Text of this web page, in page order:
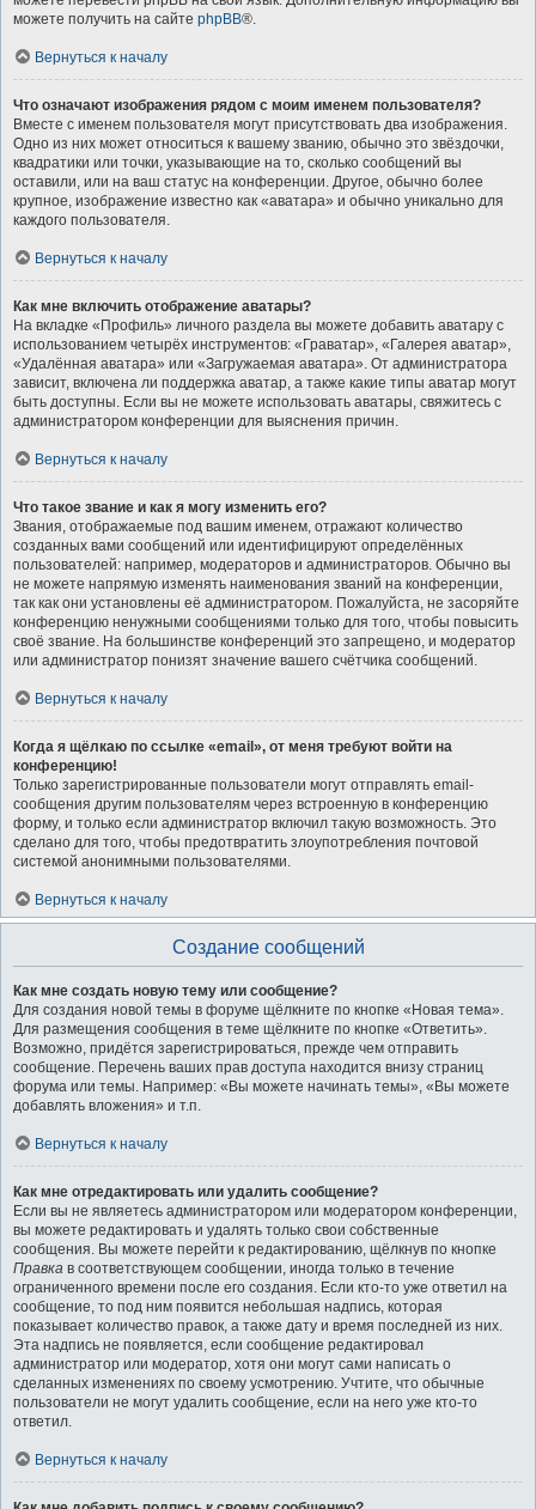
можете получить на сайте phpBB®.
Вернуться к началу
Что означают изображения рядом с моим именем пользователя?
Вместе с именем пользователя могут присутствовать два изображения.
Одно из них может относиться к вашему званию, обычно это звёздочки,
квадратики или точки, указывающие на то, сколько сообщений вы
оставили, или на ваш статус на конференции. Другое, обычно более
крупное, изображение известно как «аватара» и обычно уникально для
каждого пользователя.
Вернуться к началу
Как мне включить отображение аватары?
На вкладке «Профиль» личного раздела вы можете добавить аватару с
использованием четырёх инструментов: «Граватар», «Галерея аватар»,
«Удалённая аватара» или «Загружаемая аватара». От администратора
зависит, включена ли поддержка аватар, а также какие типы аватар могут
быть доступны. Если вы не можете использовать аватары, свяжитесь с
администратором конференции для выяснения причин.
Вернуться к началу
Что такое звание и как я могу изменить его?
Звания, отображаемые под вашим именем, отражают количество
созданных вами сообщений или идентифицируют определённых
пользователей: например, модераторов и администраторов. Обычно вы
не можете напрямую изменять наименования званий на конференции,
так как они установлены её администратором. Пожалуйста, не засоряйте
конференцию ненужными сообщениями только для того, чтобы повысить
своё звание. На большинстве конференций это запрещено, и модератор
или администратор понизят значение вашего счётчика сообщений.
Вернуться к началу
Когда я щёлкаю по ссылке «email», от меня требуют войти на
конференцию!
Только зарегистрированные пользователи могут отправлять email-
сообщения другим пользователям через встроенную в конференцию
форму, и только если администратор включил такую возможность. Это
сделано для того, чтобы предотвратить злоупотребления почтовой
системой анонимными пользователями.
Вернуться к началу
Создание сообщений
Как мне создать новую тему или сообщение?
Для создания новой темы в форуме щёлкните по кнопке «Новая тема».
Для размещения сообщения в теме щёлкните по кнопке «Ответить».
Возможно, придётся зарегистрироваться, прежде чем отправить
сообщение. Перечень ваших прав доступа находится внизу страниц
форума или темы. Например: «Вы можете начинать темы», «Вы можете
добавлять вложения» и т.п.
Вернуться к началу
Как мне отредактировать или удалить сообщение?
Если вы не являетесь администратором или модератором конференции,
вы можете редактировать и удалять только свои собственные
сообщения. Вы можете перейти к редактированию, щёлкнув по кнопке
Правка в соответствующем сообщении, иногда только в течение
ограниченного времени после его создания. Если кто-то уже ответил на
сообщение, то под ним появится небольшая надпись, которая
показывает количество правок, а также дату и время последней из них.
Эта надпись не появляется, если сообщение редактировал
администратор или модератор, хотя они могут сами написать о
сделанных изменениях по своему усмотрению. Учтите, что обычные
пользователи не могут удалить сообщение, если на него уже кто-то
ответил.
Вернуться к началу